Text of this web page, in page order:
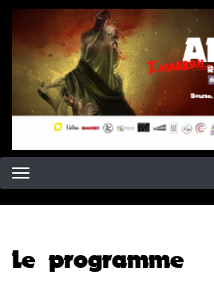
Skip
main
content
Le programme